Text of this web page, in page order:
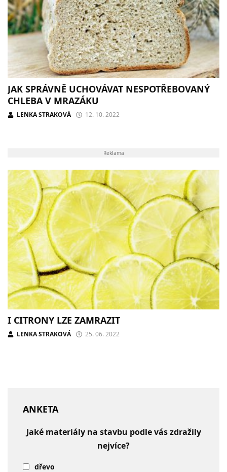
JAK SPRÁVNĚ UCHOVÁVAT NESPOTŘEBOVANÝ
CHLEBA V MRAZÁKU
LENKA STRAKOVÁ 12. 10. 2022
Reklama
I CITRONY LZE ZAMRAZIT
LENKA STRAKOVÁ 25. 06. 2022
ANKETA
Jaké materiály na stavbu podle vás zdražily
nejvíce?
dřevo